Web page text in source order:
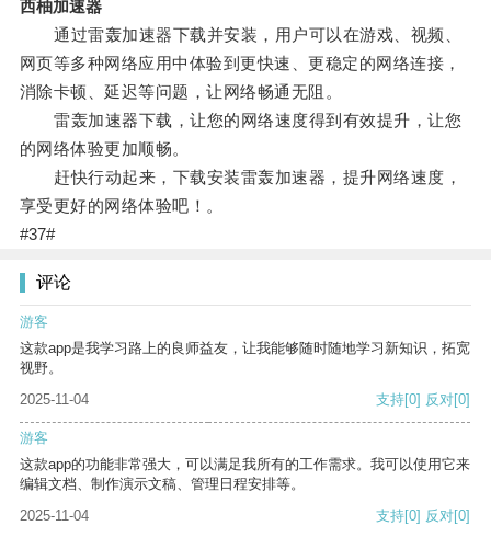
西柚加速器
通过雷轰加速器下载并安装，用户可以在游戏、视频、
网页等多种网络应用中体验到更快速、更稳定的网络连接，
消除卡顿、延迟等问题，让网络畅通无阻。
雷轰加速器下载，让您的网络速度得到有效提升，让您
的网络体验更加顺畅。
赶快行动起来，下载安装雷轰加速器，提升网络速度，
享受更好的网络体验吧！。
#37#
评论
游客
这款app是我学习路上的良师益友，让我能够随时随地学习新知识，拓宽
视野。
2025-11-04
支持[0] 反对[0]
游客
这款app的功能非常强大，可以满足我所有的工作需求。我可以使用它来
编辑文档、制作演示文稿、管理日程安排等。
2025-11-04
支持[0] 反对[0]